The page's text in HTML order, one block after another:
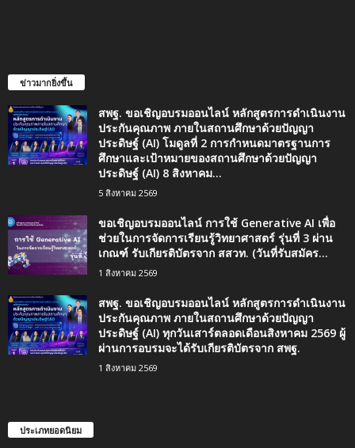
ข่าวมากยิ่งขึ้น
สพฐ. ขอเชิญอบรมออนไลน์ หลักสูตรการดำเนินงาน
ประกันคุณภาพ ภายในสถานศึกษาด้วยปัญญา
ประดิษฐ์ (AI) โมดูลที่ 2 การกำหนดมาตรฐานการ
ศึกษาและเป้าหมายของสถานศึกษาด้วยปัญญา
ประดิษฐ์ (AI) 8 สิงหาคม...
5 สิงหาคม 2569
ขอเชิญอบรมออนไลน์ การใช้ Generative AI เพื่อ
ช่วยในการจัดการเรียนรู้วิทยาศาสตร์ รุ่นที่ 3 ผ่าน
เกณฑ์ รับเกียรติบัตรจาก สสวท. (วันที่รับสมัคร...
1 สิงหาคม 2569
สพฐ. ขอเชิญอบรมออนไลน์ หลักสูตรการดำเนินงาน
ประกันคุณภาพ ภายในสถานศึกษาด้วยปัญญา
ประดิษฐ์ (AI) ทุกวันเสาร์ตลอดเดือนสิงหาคม 2569 ผู้
ผ่านการอบรมจะได้รับเกียรติบัตรจาก สพฐ.
1 สิงหาคม 2569
ประเภทยอดนิยม